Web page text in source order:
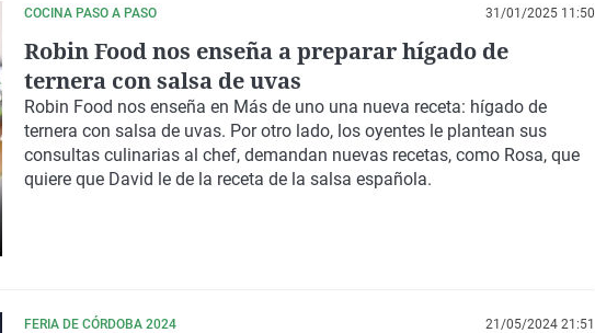
COCINA PASO A PASO 31/01/2025 11:50
Robin Food nos enseña a preparar hígado de
ternera con salsa de uvas
Robin Food nos enseña en Más de uno una nueva receta: hígado de
ternera con salsa de uvas. Por otro lado, los oyentes le plantean sus
consultas culinarias al chef, demandan nuevas recetas, como Rosa, que
quiere que David le de la receta de la salsa española.
FERIA DE CÓRDOBA 2024 21/05/2024 21:51